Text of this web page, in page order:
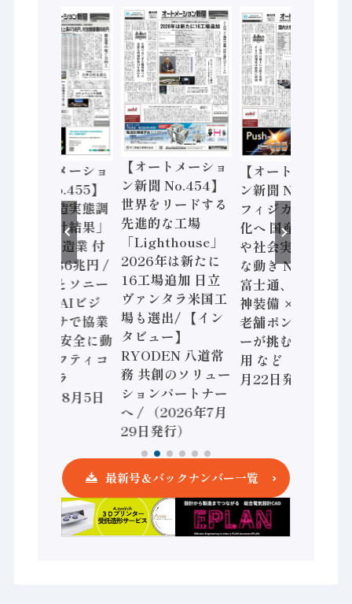
【オートメーショ
ン新聞 No.455】
「経済構造実態調
査二次集計結果」
2024年製造業 付
加価値額86兆円 /
三菱電機とソニー
セミコン AIビジ
ョンセンサで協業
/ IDEC、安全に動
かすセーフティコ
ントローラ
（2026年8月5日
【オートメーショ
ン新聞 No.454】
世界をリードする
先進的な工場
「Lighthouse」
2026年は新たに
16工場追加 日立
ヴァンタラ米国工
場も選出/ 【イン
タビュー】
RYODEN 八道常
務 共創のソリュー
ションパートナー
へ / （2026年7月
29日発行）
【オートメーショ
ン新聞 No.453】
フィジカルAI本格
化へ 国産AI開発
や社会実装に活発
な動き Noetra、
富士通、日立 / 兵
神装備 × HMS、
老舗ポンプメーカ
ーが挑むデータ活
用 など（2026年7
月22日発行）
最新号＆バックナンバー一覧